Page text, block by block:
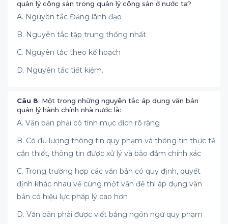
quản lý công sản trong quản lý công sản ở nước ta?
A. Nguyên tắc Đảng lãnh đạo
B. Nguyên tắc tập trung thống nhất
C. Nguyên tắc theo kế hoạch
D. Nguyên tắc tiết kiệm.
Câu 8: Một trong những nguyên tắc áp dụng văn bản
quản lý hành chính nhà nước là:
A. Văn bản phải có tính mục đích rõ ràng
B. Có đủ lượng thông tin quy phạm và thông tin thực tế
cần thiết, thông tin được xử lý và bảo đảm chính xác
C. Trong trường hợp các văn bản có quy định, quyết
định khác nhau về cùng một vấn đề thì áp dụng văn
bản có hiệu lực pháp lý cao hơn
D. Văn bản phải được viết bằng ngôn ngữ quy phạm